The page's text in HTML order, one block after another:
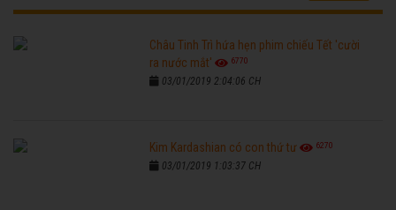
Châu Tinh Trì hứa hẹn phim chiếu Tết 'cười
ra nước mắt'
6770
03/01/2019 2:04:06 CH
Kim Kardashian có con thứ tư 6270
03/01/2019 1:03:37 CH